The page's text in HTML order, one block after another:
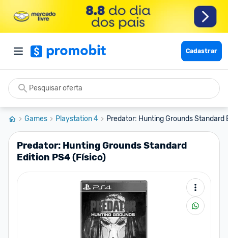
Cadastrar
Games Playstation 4 Predator: Hunting Grounds Standard
Predator: Hunting Grounds Standard
Edition PS4 (Físico)